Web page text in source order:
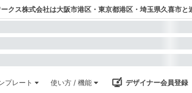
クス株式会社は大阪市港区・東京都港区・埼玉県久喜市と
プレート 使い方 / 機能 デザイナー会員登録